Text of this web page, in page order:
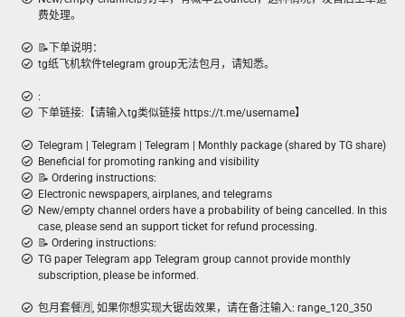
费处理。
📝下单说明：
tg纸飞机软件telegram group无法包月，请知悉。
:
下单链接:【请输入tg类似链接 https://t.me/username】
Telegram | Telegram | Telegram | Monthly package (shared by TG share)
Beneficial for promoting ranking and visibility
📝 Ordering instructions:
Electronic newspapers, airplanes, and telegrams
New/empty channel orders have a probability of being cancelled. In this
case, please send an support ticket for refund processing.
📝 Ordering instructions:
TG paper Telegram app Telegram group cannot provide monthly
subscription, please be informed.
包月套餐🈷️, 如果你想实现大锯齿效果，请在备注输入: range_120_350